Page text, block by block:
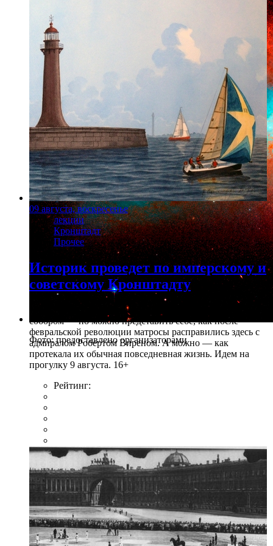
Фото: предоставлено организаторами
09 августа, воскресенье
лекции
Кронштадт
Прочее
Историк проведет по имперскому и
советскому Кронштадту
На Якорной площади можно любоваться Морским
собором — но можно представить себе, как после
февральской революции матросы расправились здесь с
адмиралом Робертом Виреном. А можно — как
протекала их обычная повседневная жизнь. Идем на
прогулку 9 августа. 16+
Рейтинг: